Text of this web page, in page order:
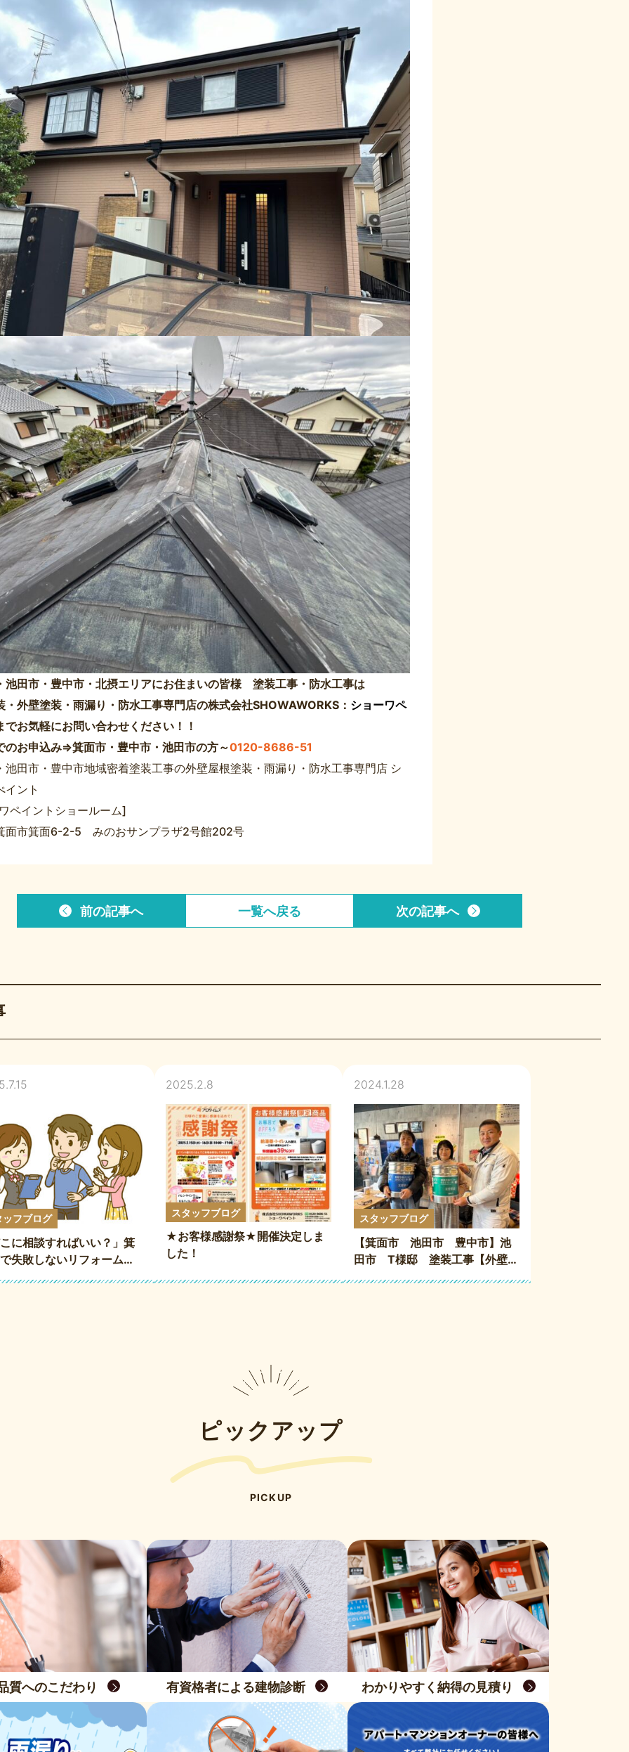
池田市・豊中市・北摂エリアにお住まいの皆様 塗装工事・防水工事は
・外壁塗装・雨漏り・防水工事専門店の株式会社SHOWAWORKS： ショーワペ
でお気軽にお問い合わせください！！
のお申込み⇒箕面市・豊中市・池田市の方～0120-8686-51
池田市・豊中市地域密着塗装工事の外壁屋根塗装・雨漏り・防水工事専門店 シ
イント
ペイントショールーム]
面市箕面6-2-5 みのおサンプラザ2号館202号
前の記事へ 一覧へ戻る 次の記事へ
ッフブログ
に相談すればいい？」箕
失敗しないリフォーム会
2025.2.8
スタッフブログ
★お客様感謝祭★開催決定しま
した！
2024.1.28
スタッフブログ
【箕面市 池田市 豊中市】池
田市 T様邸 塗装工事【外壁塗
ピックアップ
PICKUP
質へのこだわり 有資格者による建物診断 わかりやすく納得の見積り